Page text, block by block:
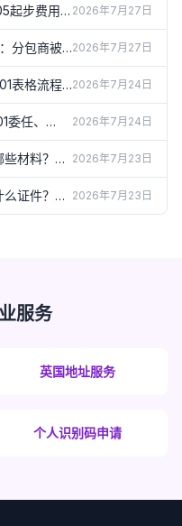
起步费用
2026年7月27日
分包商被
2026年7月27日
表格流程
2026年7月24日
任、
2026年7月24日
材料？完
2026年7月23日
证件？
）
2026年7月23日
服务
英国地址服务
个人识别码申请